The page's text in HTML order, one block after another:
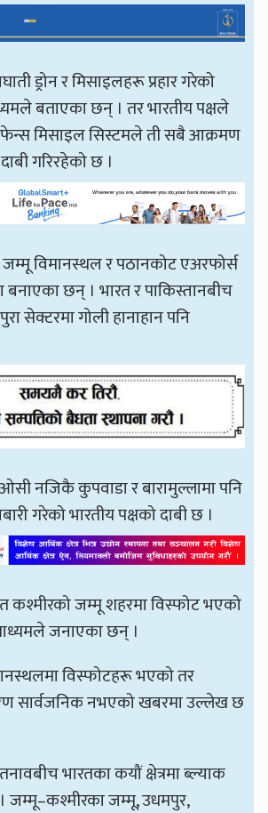
ड्रोन र मिसाइलहरू प्रहार गरेको
बताएका छन् । तर भारतीय पक्षले
मिसाइल सिस्टमले ती सबै आक्रमण
गरिरहेको छ ।
जम्मू विमानस्थल र पठानकोट एअरफोर्स
बनाएका छन् । भारत र पाकिस्तानबीच
सेक्टरमा गोली हानाहान पनि
नजिकै कुपवाडा र बारामुल्लामा पनि
गरेको भारतीय पक्षको दाबी छ ।
कश्मीरको जम्मू शहरमा विस्फोट भएको
जनाएका छन् ।
विस्फोटहरू भएको तर
सार्वजनिक नभएको खबरमा उल्लेख छ
भारतका कयौं क्षेत्रमा ब्ल्याक
जम्मू, उधमपुर,